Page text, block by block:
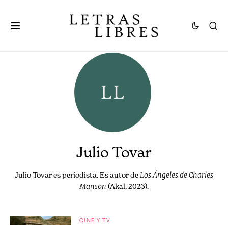
Julio Tovar
Julio Tovar es periodista. Es autor deLos Ángeles de Charles
Manson (Akal, 2023).
CINE Y TV